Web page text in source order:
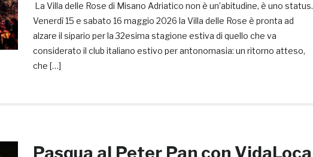
La Villa delle Rose di Misano Adriatico non è un’abitudine, è uno status.
Venerdì 15 e sabato 16 maggio 2026 la Villa delle Rose è pronta ad
alzare il sipario per la 32esima stagione estiva di quello che va
considerato il club italiano estivo per antonomasia: un ritorno atteso,
che […]
Pasqua al Peter Pan con VidaLoca